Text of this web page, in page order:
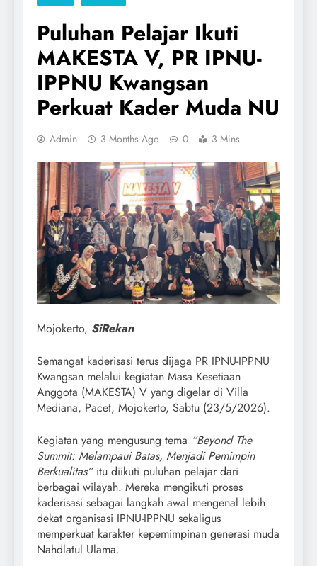
Puluhan Pelajar Ikuti
MAKESTA V, PR IPNU-
IPPNU Kwangsan
Perkuat Kader Muda NU
Admin 3 Months Ago 0 3 Mins
Mojokerto, SiRekan
Semangat kaderisasi terus dijaga PR IPNU-IPPNU
Kwangsan melalui kegiatan Masa Kesetiaan
Anggota (MAKESTA) V yang digelar di Villa
Mediana, Pacet, Mojokerto, Sabtu (23/5/2026).
Kegiatan yang mengusung tema “Beyond The
Summit: Melampaui Batas, Menjadi Pemimpin
Berkualitas”itu diikuti puluhan pelajar dari
berbagai wilayah. Mereka mengikuti proses
kaderisasi sebagai langkah awal mengenal lebih
dekat organisasi IPNU-IPPNU sekaligus
memperkuat karakter kepemimpinan generasi muda
Nahdlatul Ulama.